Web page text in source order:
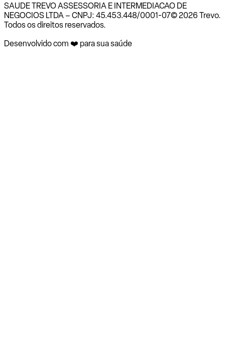
SAUDE TREVO ASSESSORIA E INTERMEDIACAO DE
NEGOCIOS LTDA – CNPJ: 45.453.448/0001-07© 2026 Trevo.
Todos os direitos reservados.
Desenvolvido com ❤️ para sua saúde